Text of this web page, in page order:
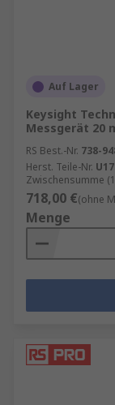
Auf Lager
Keysight
Messgerät 20
RS Best.-Nr. 738-
Herst. Teile-Nr.
Zwischensumme
718,00 €(ohne
Menge